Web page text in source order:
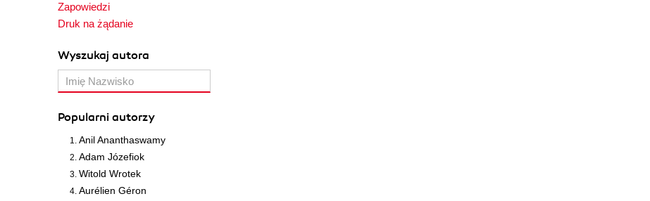
Zapowiedzi
Druk na żądanie
Wyszukaj autora
Popularni autorzy
Anil Ananthaswamy
Adam Józefiok
Witold Wrotek
Aurélien Géron